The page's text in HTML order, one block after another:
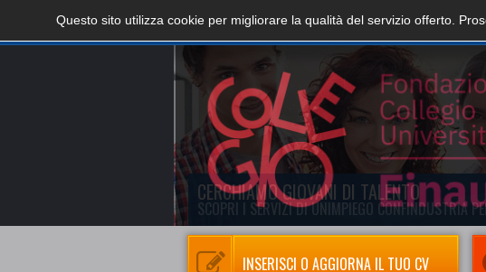
INSERISCI O AGGIORNA IL TUO CV
Questo sito utilizza cookie per migliorare la qualità del servizio offerto.